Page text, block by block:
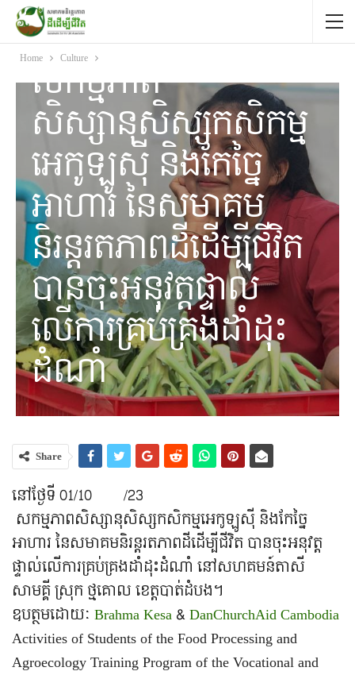
Home Culture
ACTIVITIES
សកម្មភាព
សិស្សានុសិស្សកសិកម្ម
អេកូឡូស៊ី និងកែច្នៃ
អាហារ នៃសមាគម
និរន្តរតភាពដីដើម្បីជីវិត
បានចុះអនុវត្តផ្ទាល់
លើការគ្រប់គ្រងដាំដុះ
ដំណាំ
Share
នៅថ្ងែទី​ 01/10 /23
សកម្មភាពសិស្សានុសិស្សកសិកម្មអេកូឡូស៊ី និងកែច្នៃ
អាហារ នៃសមាគមនិរន្តរតភាពដីដើម្បីជីវិត បានចុះអនុវត្ត
ផ្ទាល់លើការគ្រប់គ្រងដាំដុះដំណាំ នៅសហគមន៍តាសី
សាមគ្គី ស្រុក ថ្មគោល ខេត្តបាត់ដំបង។
ឧបត្ថមដោយៈ Brahma Kesa&DanChurchAid Cambodia
Activities of Students of the Food Processing and
Agroecology Training Program of the Vocational and